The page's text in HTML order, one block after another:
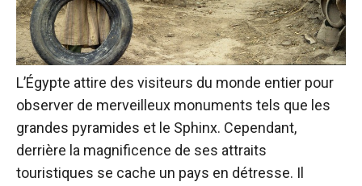
L’Égypte attire des visiteurs du monde entier pour
observer de merveilleux monuments tels que les
grandes pyramides et le Sphinx. Cependant,
derrière la magnificence de ses attraits
touristiques se cache un pays en détresse. Il